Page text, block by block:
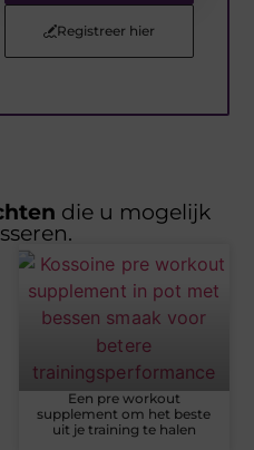
Registreer hier
die u mogelijk
Een pre workout
supplement om het beste
uit je training te halen